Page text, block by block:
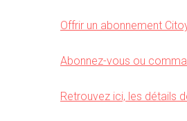
Offrir un abonnement
Abonnez-vous ou
Retrouvez ici, les détails